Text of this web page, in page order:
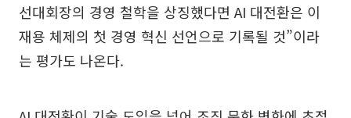
선대회장의 경영 철학을 상징했다면 AI 대전환은 이
재용 체제의 첫 경영 혁신 선언으로 기록될 것”이라
는 평가도 나온다.